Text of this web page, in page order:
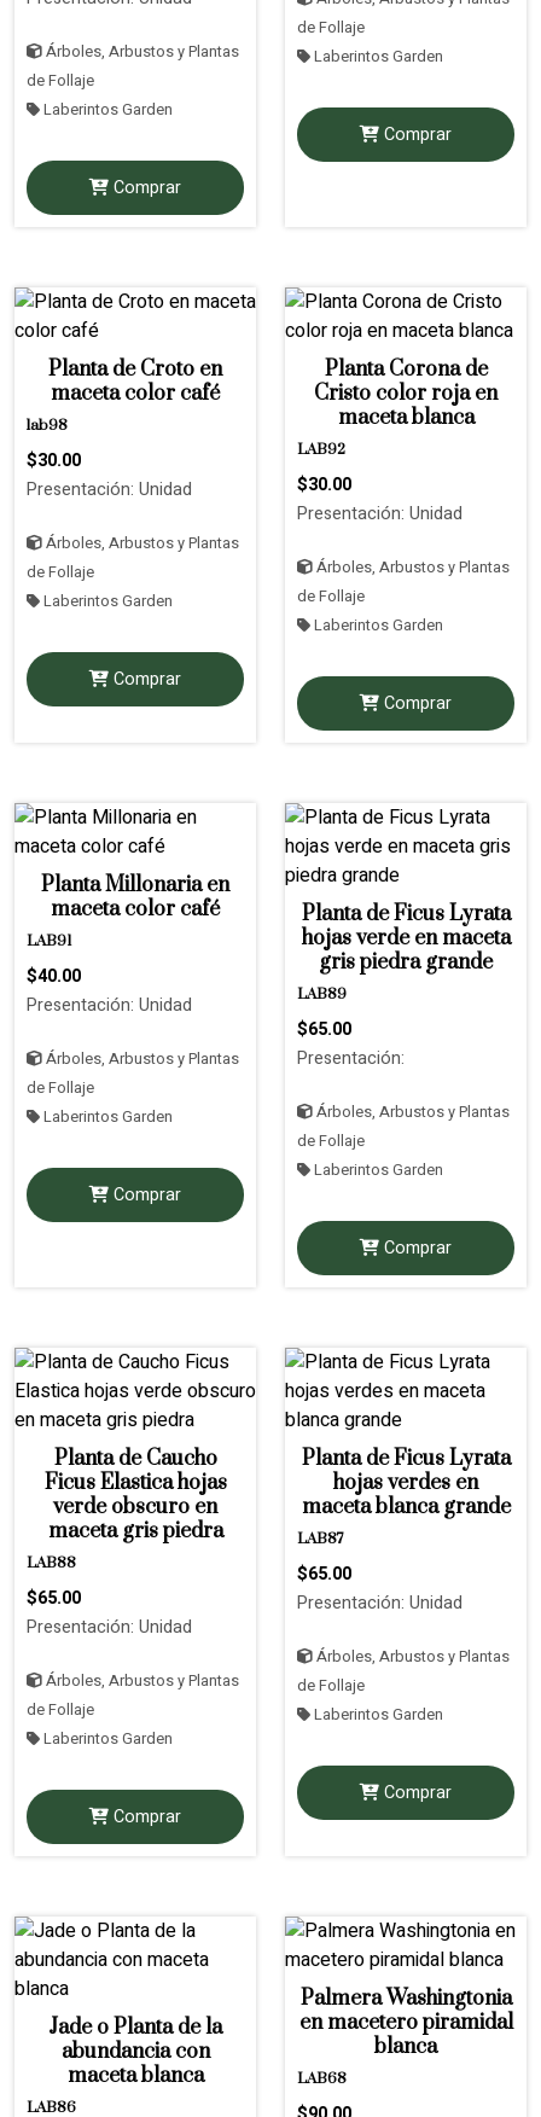
Árboles, Arbustos y Plantas
de Follaje
Laberintos Garden
Comprar
de Follaje
Laberintos Garden
Comprar
Planta de Croto en
maceta color café
lab98
$30.00
Presentación: Unidad
Árboles, Arbustos y Plantas
de Follaje
Laberintos Garden
Comprar
Planta Corona de
Cristo color roja en
maceta blanca
LAB92
$30.00
Presentación: Unidad
Árboles, Arbustos y Plantas
de Follaje
Laberintos Garden
Comprar
Planta Millonaria en
maceta color café
LAB91
$40.00
Presentación: Unidad
Árboles, Arbustos y Plantas
de Follaje
Laberintos Garden
Comprar
Planta de Ficus Lyrata
hojas verde en maceta
gris piedra grande
LAB89
$65.00
Presentación:
Árboles, Arbustos y Plantas
de Follaje
Laberintos Garden
Comprar
Planta de Caucho
Ficus Elastica hojas
verde obscuro en
maceta gris piedra
LAB88
$65.00
Presentación: Unidad
Árboles, Arbustos y Plantas
de Follaje
Laberintos Garden
Comprar
Planta de Ficus Lyrata
hojas verdes en
maceta blanca grande
LAB87
$65.00
Presentación: Unidad
Árboles, Arbustos y Plantas
de Follaje
Laberintos Garden
Comprar
Jade o Planta de la
abundancia con
maceta blanca
LAB86
Palmera Washingtonia
en macetero piramidal
blanca
LAB68